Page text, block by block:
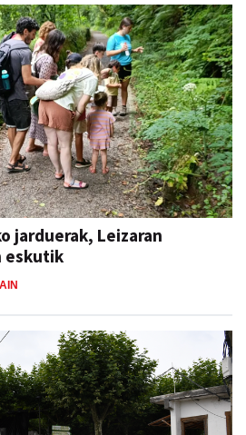
jarduerak, Leizaran
eskutik